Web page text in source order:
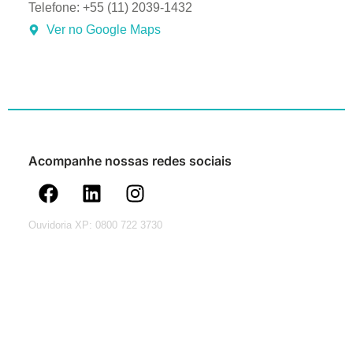
Telefone: +55 (11) 2039-1432
Ver no Google Maps
Acompanhe nossas redes sociais
Ouvidoria XP: 0800 722 3730